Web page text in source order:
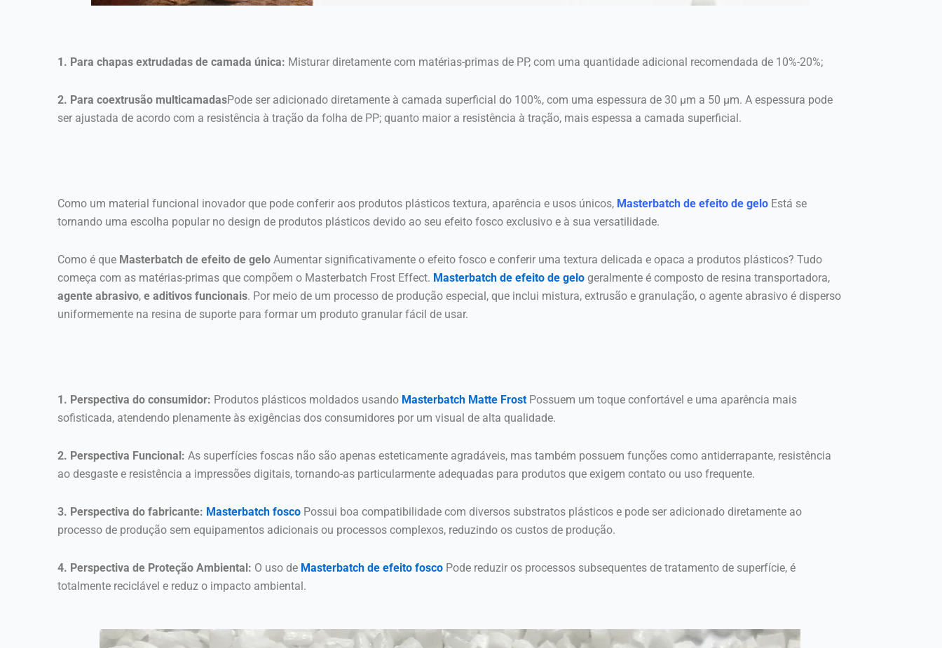
1. Para chapas extrudadas de camada única: Misturar diretamente com matérias-primas de PP, com uma quantidade adicional recomendada de 10%-20%;
2. Para coextrusão multicamadasPode ser adicionado diretamente à camada superficial do 100%, com uma espessura de 30 µm a 50 µm. A espessura pode
ser ajustada de acordo com a resistência à tração da folha de PP; quanto maior a resistência à tração, mais espessa a camada superficial.
Como um material funcional inovador que pode conferir aos produtos plásticos textura, aparência e usos únicos, Masterbatch de efeito de gelo Está se
tornando uma escolha popular no design de produtos plásticos devido ao seu efeito fosco exclusivo e à sua versatilidade.
Como é que Masterbatch de efeito de gelo Aumentar significativamente o efeito fosco e conferir uma textura delicada e opaca a produtos plásticos? Tudo
começa com as matérias-primas que compõem o Masterbatch Frost Effect. Masterbatch de efeito de gelo geralmente é composto de resina transportadora,
agente abrasivo, e aditivos funcionais. Por meio de um processo de produção especial, que inclui mistura, extrusão e granulação, o agente abrasivo é disperso
uniformemente na resina de suporte para formar um produto granular fácil de usar.
1. Perspectiva do consumidor: Produtos plásticos moldados usando Masterbatch Matte Frost Possuem um toque confortável e uma aparência mais
sofisticada, atendendo plenamente às exigências dos consumidores por um visual de alta qualidade.
2. Perspectiva Funcional: As superfícies foscas não são apenas esteticamente agradáveis, mas também possuem funções como antiderrapante, resistência
ao desgaste e resistência a impressões digitais, tornando-as particularmente adequadas para produtos que exigem contato ou uso frequente.
3. Perspectiva do fabricante: Masterbatch fosco Possui boa compatibilidade com diversos substratos plásticos e pode ser adicionado diretamente ao
processo de produção sem equipamentos adicionais ou processos complexos, reduzindo os custos de produção.
4. Perspectiva de Proteção Ambiental: O uso de Masterbatch de efeito fosco Pode reduzir os processos subsequentes de tratamento de superfície, é
totalmente reciclável e reduz o impacto ambiental.